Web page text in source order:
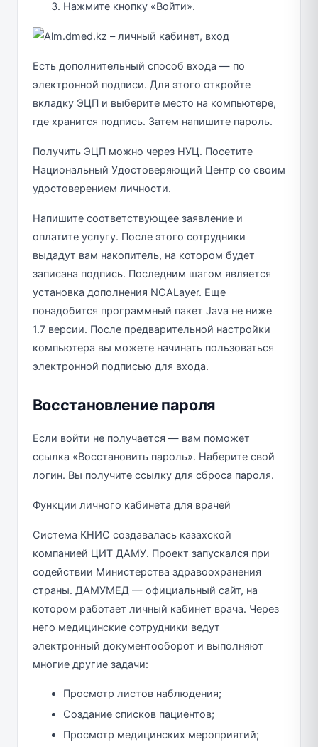
Нажмите кнопку «Войти».
Есть дополнительный способ входа — по
электронной подписи. Для этого откройте
вкладку ЭЦП и выберите место на компьютере,
где хранится подпись. Затем напишите пароль.
Получить ЭЦП можно через НУЦ. Посетите
Национальный Удостоверяющий Центр со своим
удостоверением личности.
Напишите соответствующее заявление и
оплатите услугу. После этого сотрудники
выдадут вам накопитель, на котором будет
записана подпись. Последним шагом является
установка дополнения NCALayer. Еще
понадобится программный пакет Java не ниже
1.7 версии. После предварительной настройки
компьютера вы можете начинать пользоваться
электронной подписью для входа.
Восстановление пароля
Если войти не получается — вам поможет
ссылка «Восстановить пароль». Наберите свой
логин. Вы получите ссылку для сброса пароля.
Функции личного кабинета для врачей
Система КНИС создавалась казахской
компанией ЦИТ ДАМУ. Проект запускался при
содействии Министерства здравоохранения
страны. ДАМУМЕД — официальный сайт, на
котором работает личный кабинет врача. Через
него медицинские сотрудники ведут
электронный документооборот и выполняют
многие другие задачи:
Просмотр листов наблюдения;
Создание списков пациентов;
Просмотр медицинских мероприятий;